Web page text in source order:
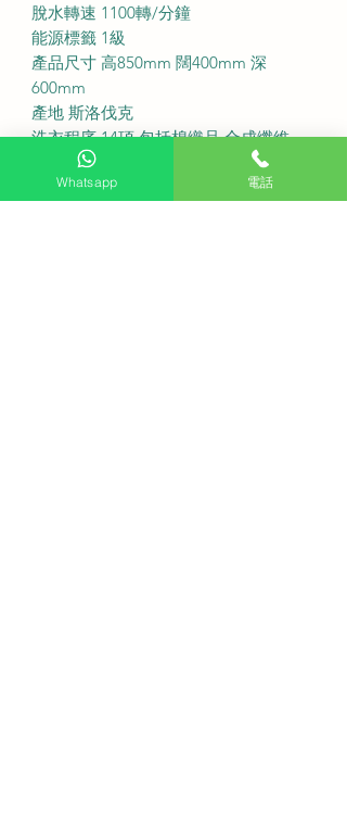
脫水轉速 1100轉/分鐘
能源標籤 1級
產品尺寸 高850mm 闊400mm 深
600mm
產地 斯洛伐克
洗衣程序 14項 包括棉織品 合成纖維
及 羊毛程序
服務收費
Whatsapp 電話